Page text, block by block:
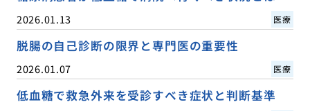
2026.01.13 医療
脱腸の自己診断の限界と専門医の重要性
2026.01.07 医療
低血糖で救急外来を受診すべき症状と判断基準